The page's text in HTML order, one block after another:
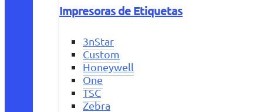
Impresoras de Etiquetas
3nStar
Custom
Honeywell
One
TSC
Zebra